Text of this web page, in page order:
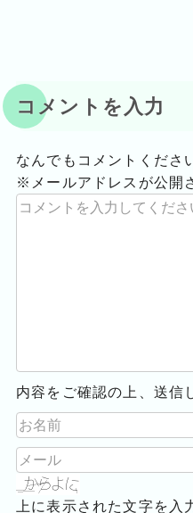
コメントを入力
なんでもコメントくださ
※メールアドレスが公開
内容をご確認の上、送信
上に表示された文字を入